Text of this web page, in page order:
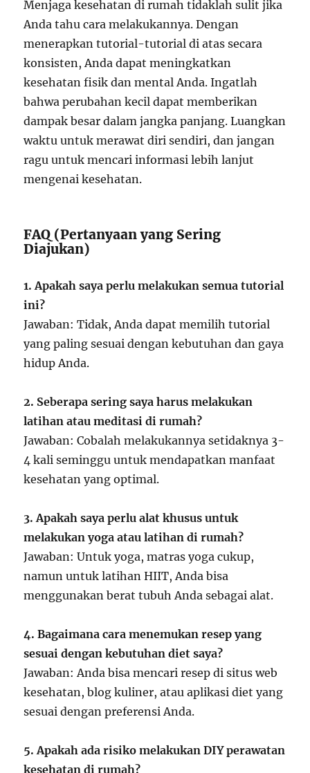
Menjaga kesehatan di rumah tidaklah sulit jika
Anda tahu cara melakukannya. Dengan
menerapkan tutorial-tutorial di atas secara
konsisten, Anda dapat meningkatkan
kesehatan fisik dan mental Anda. Ingatlah
bahwa perubahan kecil dapat memberikan
dampak besar dalam jangka panjang. Luangkan
waktu untuk merawat diri sendiri, dan jangan
ragu untuk mencari informasi lebih lanjut
mengenai kesehatan.
FAQ (Pertanyaan yang Sering
Diajukan)
1. Apakah saya perlu melakukan semua tutorial
ini?
Jawaban: Tidak, Anda dapat memilih tutorial
yang paling sesuai dengan kebutuhan dan gaya
hidup Anda.
2. Seberapa sering saya harus melakukan
latihan atau meditasi di rumah?
Jawaban: Cobalah melakukannya setidaknya 3-
4 kali seminggu untuk mendapatkan manfaat
kesehatan yang optimal.
3. Apakah saya perlu alat khusus untuk
melakukan yoga atau latihan di rumah?
Jawaban: Untuk yoga, matras yoga cukup,
namun untuk latihan HIIT, Anda bisa
menggunakan berat tubuh Anda sebagai alat.
4. Bagaimana cara menemukan resep yang
sesuai dengan kebutuhan diet saya?
Jawaban: Anda bisa mencari resep di situs web
kesehatan, blog kuliner, atau aplikasi diet yang
sesuai dengan preferensi Anda.
5. Apakah ada risiko melakukan DIY perawatan
kesehatan di rumah?